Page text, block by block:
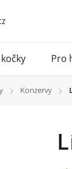
Pro
/ Konzervy /